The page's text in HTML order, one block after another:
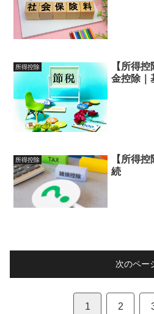
所得控除
【所得
金控除｜
所得控除
【所得
続
次のペー
1 2